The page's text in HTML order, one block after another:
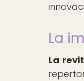
La
La